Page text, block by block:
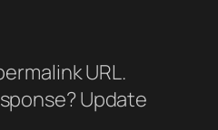
URL.
Update